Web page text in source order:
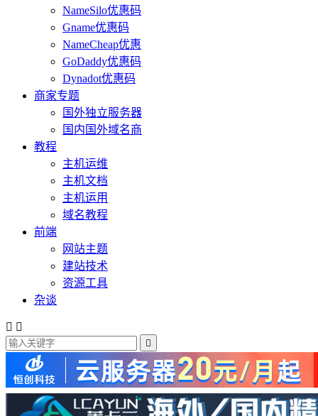
NameSilo优惠码
Gname优惠码
NameCheap优惠
GoDaddy优惠码
Dynadot优惠码
商家专题
国外独立服务器
国内国外域名商
教程
主机运维
主机文档
主机运用
域名教程
前端
网站主题
建站技术
资源工具
杂谈
 
